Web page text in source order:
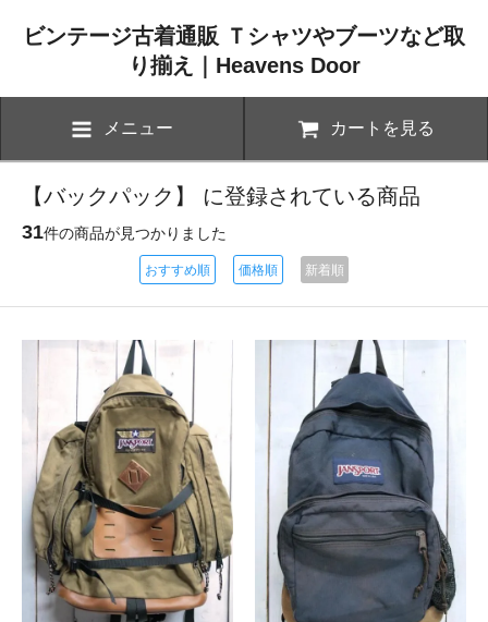
ビンテージ古着通販 Ｔシャツやブーツなど取
り揃え｜Heavens Door
メニュー カートを見る
【バックパック】 に登録されている商品
31件の商品が見つかりました
おすすめ順 価格順 新着順